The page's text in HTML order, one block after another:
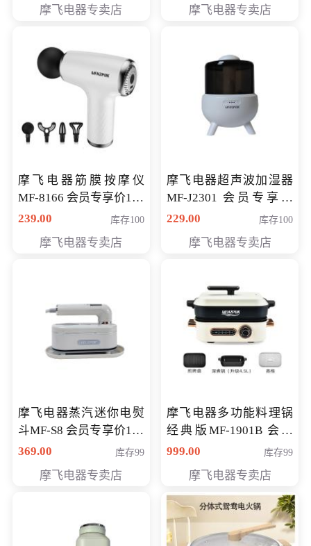
摩飞电器专卖店 摩飞电器专卖店
摩飞电器筋膜按摩仪
MF-8166 会员专享价168
元
239.00 库存100
摩飞电器专卖店
摩飞电器超声波加湿器
MF-J2301 会员专享价
168元
229.00 库存100
摩飞电器专卖店
摩飞电器蒸汽迷你电熨
斗MF-S8 会员专享价168
元
369.00 库存99
摩飞电器专卖店
摩飞电器多功能料理锅
经典版MF-1901B 会员
专享价399元
999.00 库存99
摩飞电器专卖店